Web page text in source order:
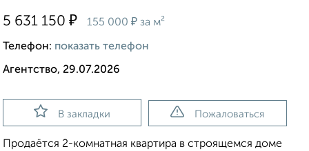
5 631 150 ₽ 155 000 ₽ за м²
Телефон: показать телефон
Агентство, 29.07.2026
В закладки Пожаловаться
Продаётся 2-комнатная квартира в строящемся доме